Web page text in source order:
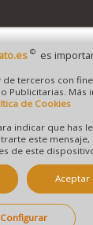
Todos los
de
propiedad de :
Valencia ( España ) CEE:
Folio 1, Sección 8, Hoja
5.0 (linux; android 14;
like gecko) chrome/
©es
terceros con
Publicitarias. Más
de Cookies
indicar que has
este
de este
Aceptar
Configurar